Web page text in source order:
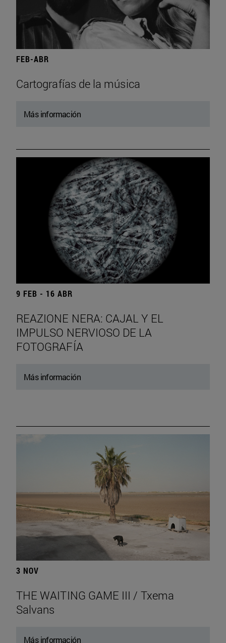
FEB-ABR
Cartografías de la música
Más información
9 FEB - 16 ABR
REAZIONE NERA: CAJAL Y EL
IMPULSO NERVIOSO DE LA
FOTOGRAFÍA
Más información
3 NOV
THE WAITING GAME III / Txema
Salvans
Más información